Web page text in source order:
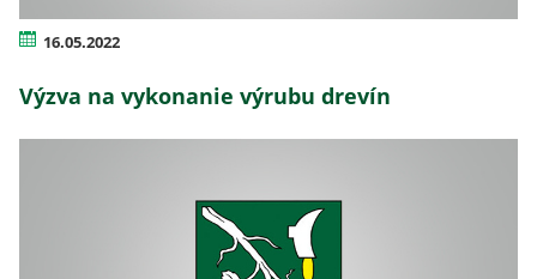
16.05.2022
Výzva na vykonanie výrubu drevín